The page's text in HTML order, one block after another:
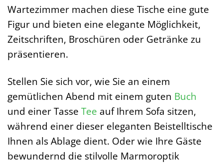
Wartezimmer machen diese Tische eine gute
Figur und bieten eine elegante Möglichkeit,
Zeitschriften, Broschüren oder Getränke zu
präsentieren.
Stellen Sie sich vor, wie Sie an einem
gemütlichen Abend mit einem guten Buch
und einer Tasse Tee auf Ihrem Sofa sitzen,
während einer dieser eleganten Beistelltische
Ihnen als Ablage dient. Oder wie Ihre Gäste
bewundernd die stilvolle Marmoroptik